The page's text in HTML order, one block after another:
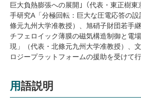
巨大負熱膨張への展開｣（代表・東正樹
手研究A「分極回転：巨大な圧電応答の
條元九州大学准教授）、旭硝子財団若手
チフェロイック薄膜の磁気構造制御と電
現」（代表・北條元九州大学准教授）、
ロジープラットフォームの援助を受けて行
用語説明